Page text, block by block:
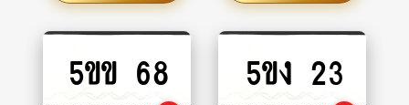
to
5ขข 68
to
5ขง 23